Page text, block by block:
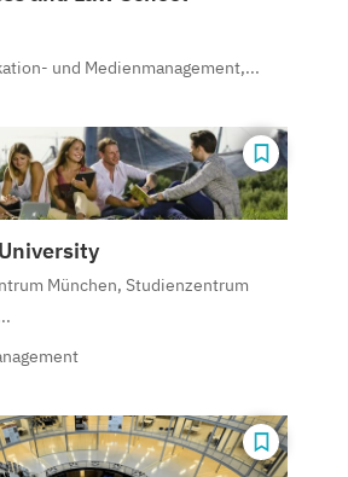
und Medienmanagement,...
München, Studienzentrum